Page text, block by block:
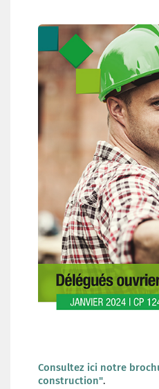
Consultez ici notre
construction".